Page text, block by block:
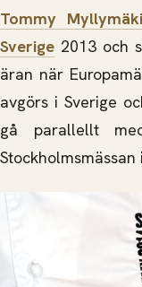
Tommy Myllymäki
Sverige 2013 och
äran när
avgörs i Sverige
gå parallellt
Stockholmsmässan